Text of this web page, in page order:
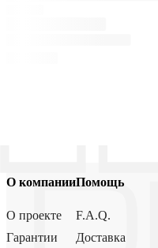
О компании
О проекте
Гарантии
Помощь
F.A.Q.
Доставка